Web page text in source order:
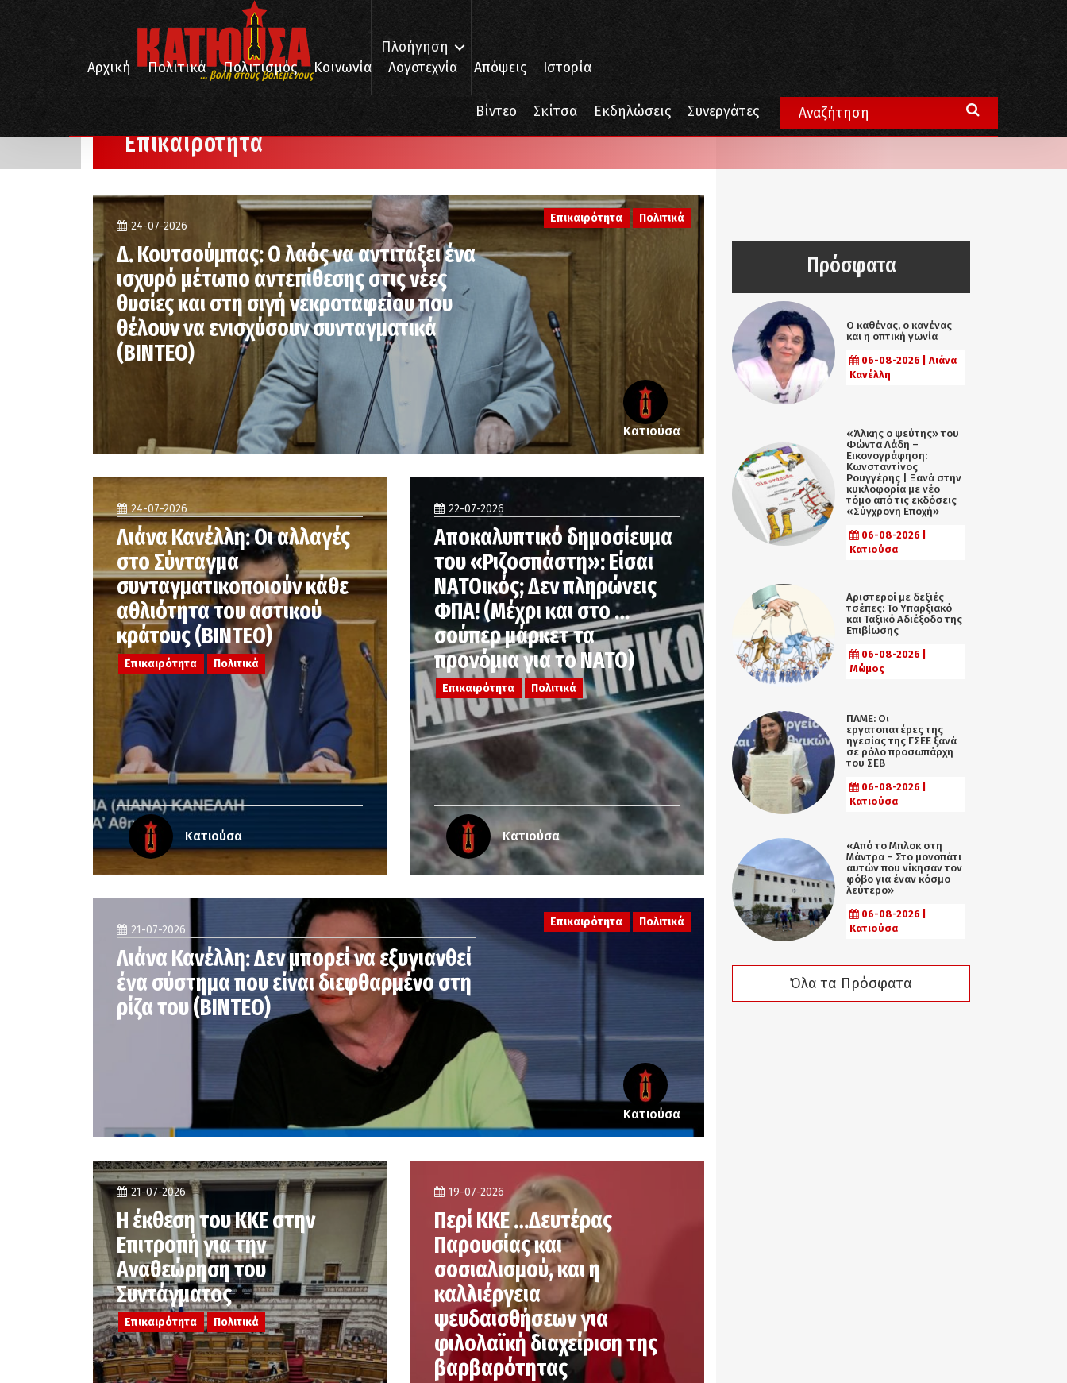
... βολή στους βολεμένους
Πλοήγηση
Αρχική
Πολιτικά Πολιτισμός Κοινωνία Λογοτεχνία Απόψεις Ιστορία
Βίντεο Σκίτσα Εκδηλώσεις Συνεργάτες
Επικαιρότητα
Επικαιρότητα
Επικαιρότητα Πολιτικά
24-07-2026
Δ. Κουτσούμπας: Ο λαός να αντιτάξει ένα
ισχυρό μέτωπο αντεπίθεσης στις νέες
θυσίες και στη σιγή νεκροταφείου που
θέλουν να ενισχύσουν συνταγματικά
(ΒΙΝΤΕΟ)
Κατιούσα
24-07-2026
Λιάνα Κανέλλη: Οι αλλαγές
στο Σύνταγμα
συνταγματικοποιούν κάθε
αθλιότητα του αστικού
κράτους (ΒΙΝΤΕΟ)
Επικαιρότητα Πολιτικά
Κατιούσα
22-07-2026
Αποκαλυπτικό δημοσίευμα
του «Ριζοσπάστη»: Είσαι
ΝΑΤΟικός; Δεν πληρώνεις
ΦΠΑ! (Μέχρι και στο …
σούπερ μάρκετ τα
προνόμια για το ΝΑΤΟ)
Επικαιρότητα Πολιτικά
Κατιούσα
Επικαιρότητα Πολιτικά
21-07-2026
Λιάνα Κανέλλη: Δεν μπορεί να εξυγιανθεί
ένα σύστημα που είναι διεφθαρμένο στη
ρίζα του (ΒΙΝΤΕΟ)
Κατιούσα
21-07-2026
Η έκθεση του ΚΚΕ στην
Επιτροπή για την
Αναθεώρηση του
Συντάγματος
Επικαιρότητα Πολιτικά
19-07-2026
Περί ΚΚΕ …Δευτέρας
Παρουσίας και
σοσιαλισμού, και η
καλλιέργεια
ψευδαισθήσεων για
φιλολαϊκή διαχείριση της
βαρβαρότητας
Πρόσφατα
Ο καθένας, ο κανένας
και η οπτική γωνία
06-08-2026 | Λιάνα
Κανέλλη
«Άλκης ο ψεύτης» του
Φώντα Λάδη –
Εικονογράφηση:
Κωνσταντίνος
Ρουγγέρης | Ξανά στην
κυκλοφορία με νέο
τόμο από τις εκδόσεις
«Σύγχρονη Εποχή»
06-08-2026 |
Κατιούσα
Αριστεροί με δεξιές
τσέπες: Το Υπαρξιακό
και Ταξικό Αδιέξοδο της
Επιβίωσης
06-08-2026 |
Μώμος
ΠΑΜΕ: Οι
εργατοπατέρες της
ηγεσίας της ΓΣΕΕ ξανά
σε ρόλο προσωπάρχη
του ΣΕΒ
06-08-2026 |
Κατιούσα
«Από το Μπλοκ στη
Μάντρα – Στο μονοπάτι
αυτών που νίκησαν τον
φόβο για έναν κόσμο
λεύτερο»
06-08-2026 |
Κατιούσα
Όλα τα Πρόσφατα